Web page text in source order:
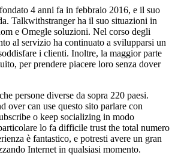
4 anni fa in febbraio 2016, e il suo
Talkwithstranger ha il suo situazioni in
e Omegle soluzioni. Nel corso degli
al servizio ha continuato a svilupparsi un
i clienti. Inoltre, la maggior parte
per prendere piacere loro senza dover
persone diverse da sopra 220 paesi.
over can use questo sito parlare con
o keep socializing in modo
lo fa difficile trust the total numero
è fantastico, e potresti avere un gran
Internet in qualsiasi momento.